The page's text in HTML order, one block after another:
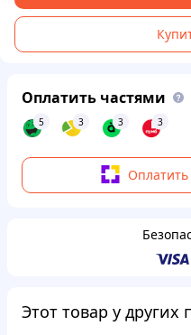
Оплатить частями
5 3 3 3
Этот товар у других